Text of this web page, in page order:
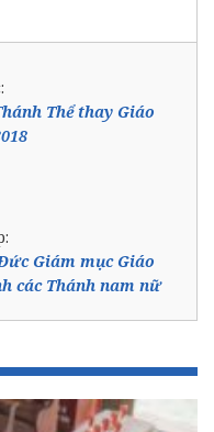
Thể thay Giáo
Giám mục Giáo
các Thánh nam nữ